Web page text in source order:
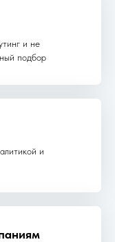
и не
подбор
и